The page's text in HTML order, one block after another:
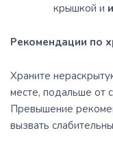
крышкой и
Рекомендации по
Храните
месте, подальше от
Превышение
вызвать